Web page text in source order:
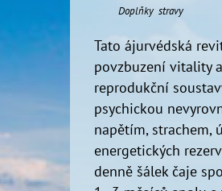
Doplňky stravy
Tato ájurvédská
povzbuzení vitality
reprodukční
psychickou
napětím, strachem,
energetických
denně šálek čaje